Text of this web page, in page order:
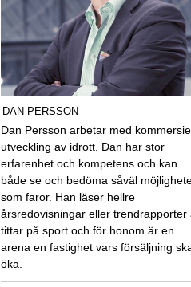
DAN PERSSON
Dan Persson arbetar med
utveckling av idrott. Dan har stor
erfarenhet och kompetens och kan
både se och bedöma såväl
som faror. Han läser hellre
årsredovisningar eller trendrapporter
tittar på sport och för honom är en
arena en fastighet vars försäljning
öka.